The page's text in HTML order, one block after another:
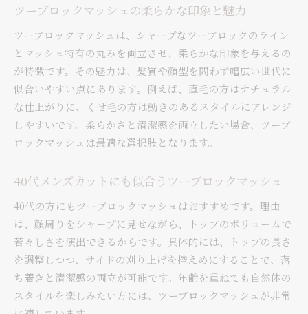
ツーブロックマッシュの柔らかな印象と魅力
ツーブロックマッシュは、シャープなツーブロックのライン
とマッシュ特有の丸みを両立させ、柔らかな印象を与えるの
が特徴です。その魅力は、髪質や顔型を問わず幅広い世代に
似合いやすい点にあります。例えば、直毛の方はナチュラル
な仕上がりに、くせ毛の方は動きのあるスタイルにアレンジ
しやすいです。柔らかさと清潔感を両立したい場合、ツーブ
ロックマッシュは最適な選択肢となります。
40代メンズカットにも似合うツーブロックマッシュ
40代の方にもツーブロックマッシュはおすすめです。理由
は、顔周りをシャープに見せながら、トップのボリュームで
若々しさを演出できるからです。具体的には、トップの長さ
を調整しつつ、サイドの刈り上げを控えめにすることで、落
ち着きと清潔感の両立が可能です。年齢を重ねても自然体の
スタイルを楽しみたい方には、ツーブロックマッシュが非常